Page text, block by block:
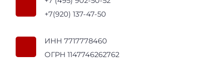
+7(920) 137-47-50
ИНН 7717778460
ОГРН 1147746262762